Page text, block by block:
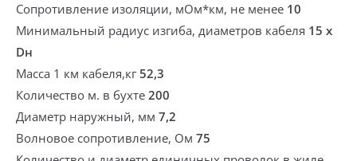
Сопротивление изоляции, мОм*км, не менее 10
Минимальный радиус изгиба, диаметров кабеля 15 х
Dн
Масса 1 км кабеля,кг52,3
Количество м. в бухте 200
Диаметр наружный, мм 7,2
Волновое сопротивление, Ом 75